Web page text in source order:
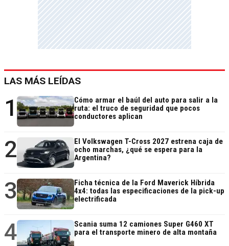
LAS MÁS LEÍDAS
1
Cómo armar el baúl del auto para salir a la
ruta: el truco de seguridad que pocos
conductores aplican
2
El Volkswagen T-Cross 2027 estrena caja de
ocho marchas, ¿qué se espera para la
Argentina?
3
Ficha técnica de la Ford Maverick Híbrida
4x4: todas las especificaciones de la pick-up
electrificada
4
Scania suma 12 camiones Super G460 XT
para el transporte minero de alta montaña